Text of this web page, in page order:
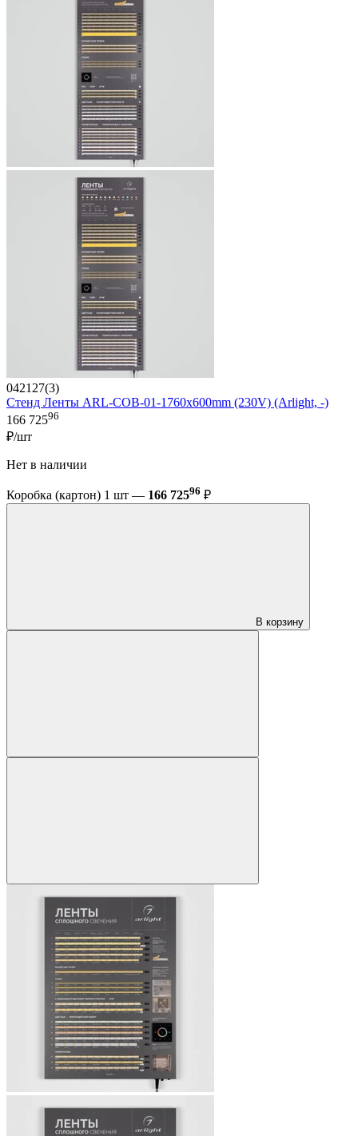
042127(3)
Стенд Ленты ARL-COB-01-1760х600mm (230V) (Arlight, -)
166 72596
₽/шт
Нет в наличии
Коробка (картон) 1 шт — 166 72596 ₽
В корзину